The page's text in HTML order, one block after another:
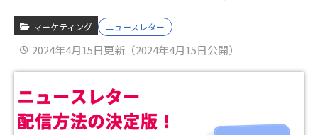
マーケティング ニュースレター
2024年4月15日更新（2024年4月15日公開）